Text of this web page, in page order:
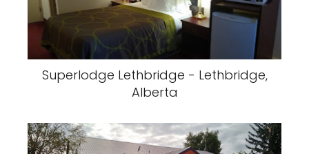
Superlodge Lethbridge - Lethbridge,
Alberta